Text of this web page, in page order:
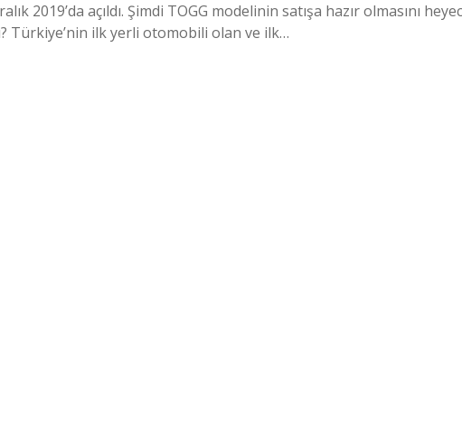
2019’da açıldı. Şimdi TOGG modelinin satışa hazır olmasını
Türkiye’nin ilk yerli otomobili olan ve ilk…